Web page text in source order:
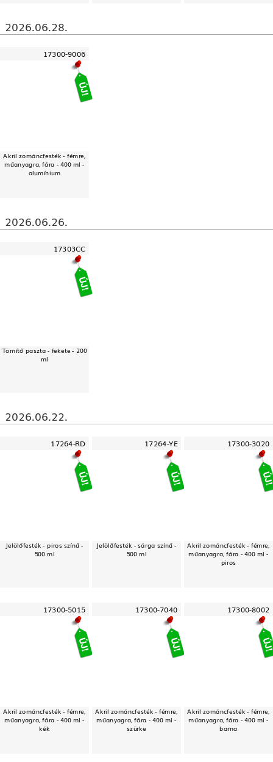
2026.06.28.
17300-9006
Akril zománcfesték - fémre,
műanyagra, fára - 400 ml -
alumínium
2026.06.26.
17303CC
Tömítő paszta - fekete - 200
ml
2026.06.22.
17264-RD
Jelölőfesték - piros színű -
500 ml
17264-YE
Jelölőfesték - sárga színű -
500 ml
17300-3020
Akril zománcfesték - fémre,
műanyagra, fára - 400 ml -
piros
17300-5015
Akril zománcfesték - fémre,
műanyagra, fára - 400 ml -
kék
17300-7040
Akril zománcfesték - fémre,
műanyagra, fára - 400 ml -
szürke
17300-8002
Akril zománcfesték - fémre,
műanyagra, fára - 400 ml -
barna